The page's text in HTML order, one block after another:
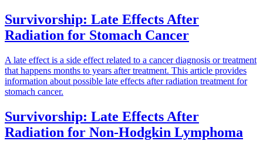
Survivorship: Late Effects After
Radiation for Stomach Cancer
A late effect is a side effect related to a cancer diagnosis or treatment
that happens months to years after treatment. This article provides
information about possible late effects after radiation treatment for
stomach cancer.
Survivorship: Late Effects After
Radiation for Non-Hodgkin Lymphoma